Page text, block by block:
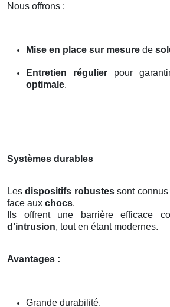
Nous offrons :
Mise en place sur mesure de
Entretien régulier pour
optimale.
Systèmes durables
Lesdispositifs robustessont connus
face aux chocs.
Ils offrent une barrière efficace
d’intrusion, tout en étant modernes.
Avantages :
Grande durabilité.